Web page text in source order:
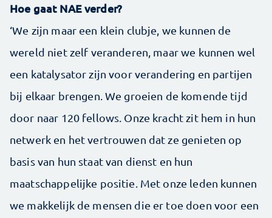
Hoe gaat NAE verder?
‘We zijn maar een klein clubje, we kunnen de
wereld niet zelf veranderen, maar we kunnen wel
een katalysator zijn voor verandering en partijen
bij elkaar brengen. We groeien de komende tijd
door naar 120 fellows. Onze kracht zit hem in hun
netwerk en het vertrouwen dat ze genieten op
basis van hun staat van dienst en hun
maatschappelijke positie. Met onze leden kunnen
we makkelijk de mensen die er toe doen voor een